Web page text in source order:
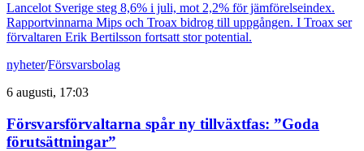
Lancelot Sverige steg 8,6% i juli, mot 2,2% för jämförelseindex.
Rapportvinnarna Mips och Troax bidrog till uppgången. I Troax ser
förvaltaren Erik Bertilsson fortsatt stor potential.
nyheter/Försvarsbolag
6 augusti, 17:03
Försvarsförvaltarna spår ny tillväxtfas: ”Goda
förutsättningar”